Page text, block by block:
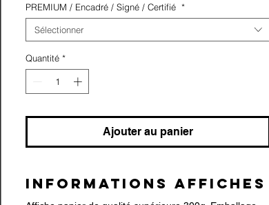
PREMIUM / Encadré / Signé / Certifié *
Sélectionner
Quantité *
Ajouter au panier
INFORMATIONS AFFICHES